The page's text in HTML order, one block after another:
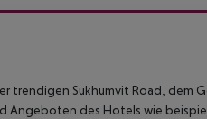
trendigen Sukhumvit Road, dem
des Hotels wie